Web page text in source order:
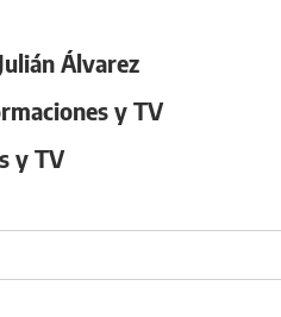
Álvarez
y TV
y TV